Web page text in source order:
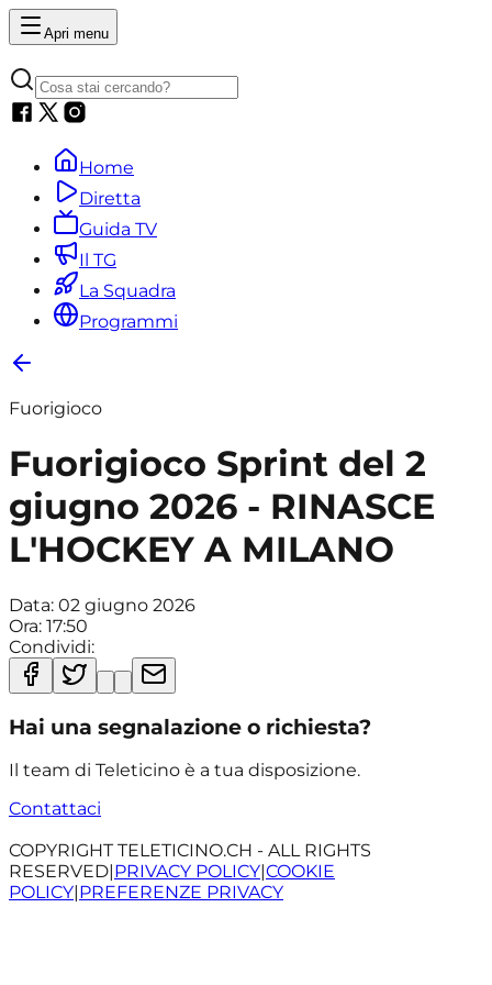
Apri menu
Home
Diretta
Guida TV
Il TG
La Squadra
Programmi
Fuorigioco
Fuorigioco Sprint del 2
giugno 2026 - RINASCE
L'HOCKEY A MILANO
Data: 02 giugno 2026
Ora: 17:50
Condividi:
Hai una segnalazione o richiesta?
Il team di Teleticino è a tua disposizione.
Contattaci
COPYRIGHT TELETICINO.CH - ALL RIGHTS
RESERVED|PRIVACY POLICY|COOKIE
POLICY|PREFERENZE PRIVACY